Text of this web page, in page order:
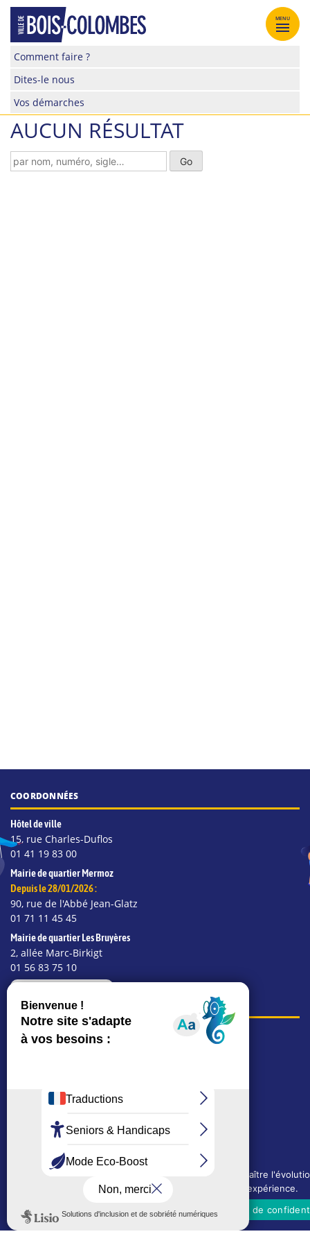
Skip
content
Site
de
la
de
Bois-
Colombes
Comment faire ?
Dites-le nous
Vos démarches
MENU
AUCUN RÉSULTAT
COORDONNÉES
Hôtel de ville
15, rue Charles-Duflos
01 41 19 83 00
Mairie de quartier Mermoz
Depuis le 28/01/2026 :
90, rue de l'Abbé Jean-Glatz
01 71 11 45 45
Mairie de quartier Les Bruyères
2, allée Marc-Birkigt
01 56 83 75 10
Voir les horaires
LES AUTRES SITES DE LA VILLE
Le Mémorial numérique
Entre Bois-Colombiens
SUIVEZ-NOUS AUTREMENT
Newsletters
Nous utilisons des cookies techniques pour connaître
l'audience du site et pour améliorer votre expérience.
OUI, j'accepte
NON, je refuse Politique de